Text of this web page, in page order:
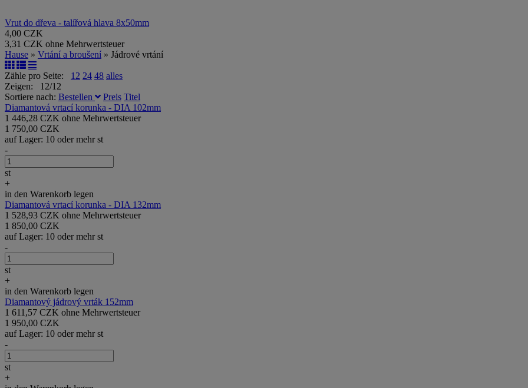
Vrut do dřeva - talířová hlava 8x50mm
4,00 CZK
3,31 CZK ohne Mehrwertsteuer
Hause » Vrtání a broušení » Jádrové vrtání
Zähle pro Seite: 12 24 48 alles
Zeigen: 12/12
Sortiere nach: Bestellen Preis Titel
Diamantová vrtací korunka - DIA 102mm
1 446,28 CZK ohne Mehrwertsteuer
1 750,00 CZK
auf Lager: 10 oder mehr st
-
st
+
in den Warenkorb legen
Diamantová vrtací korunka - DIA 132mm
1 528,93 CZK ohne Mehrwertsteuer
1 850,00 CZK
auf Lager: 10 oder mehr st
-
st
+
in den Warenkorb legen
Diamantový jádrový vrták 152mm
1 611,57 CZK ohne Mehrwertsteuer
1 950,00 CZK
auf Lager: 10 oder mehr st
-
st
+